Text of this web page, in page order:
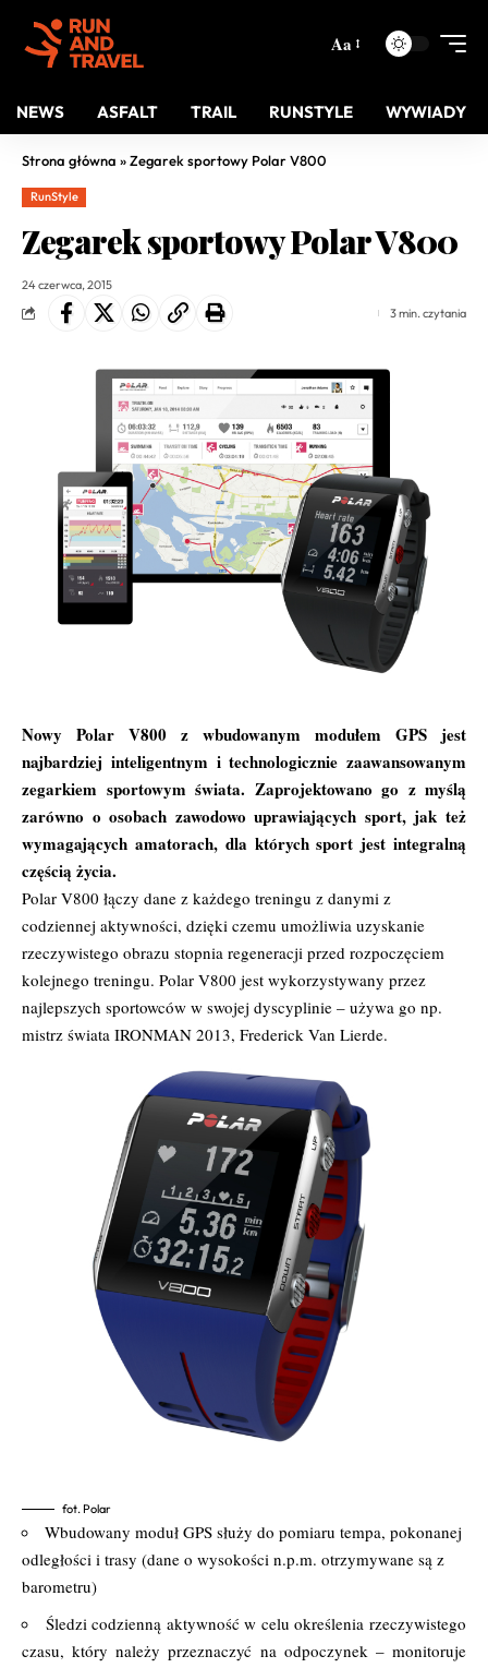
Aa
NEWS ASFALT TRAIL RUNSTYLE WYWIADY
Strona główna »Zegarek sportowy Polar V800
RunStyle
Zegarek sportowy Polar V800
24 czerwca, 2015
3 min. czytania
Nowy Polar V800 z wbudowanym modułem GPS jest
najbardziej inteligentnym i technologicznie zaawansowanym
zegarkiem sportowym świata. Zaprojektowano go z myślą
zarówno o osobach zawodowo uprawiających sport, jak też
wymagających amatorach, dla których sport jest integralną
częścią życia.
Polar V800 łączy dane z każdego treningu z danymi z
codziennej aktywności, dzięki czemu umożliwia uzyskanie
rzeczywistego obrazu stopnia regeneracji przed rozpoczęciem
kolejnego treningu. Polar V800 jest wykorzystywany przez
najlepszych sportowców w swojej dyscyplinie – używa go np.
mistrz świata IRONMAN 2013, Frederick Van Lierde.
fot. Polar
Wbudowany moduł GPS służy do pomiaru tempa, pokonanej
odległości i trasy (dane o wysokości n.p.m. otrzymywane są z
barometru)
Śledzi codzienną aktywność w celu określenia rzeczywistego
czasu, który należy przeznaczyć na odpoczynek – monitoruje